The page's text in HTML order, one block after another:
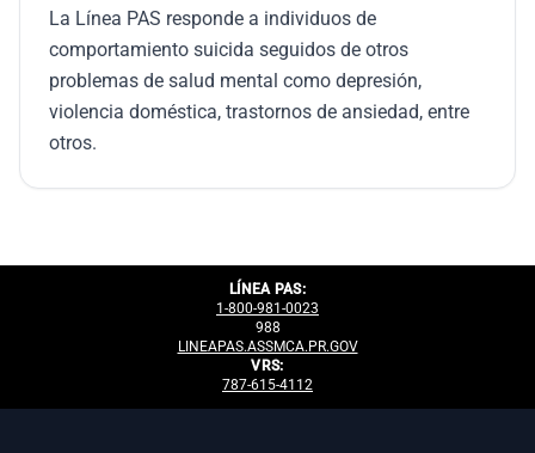
La Línea PAS responde a individuos de
comportamiento suicida seguidos de otros
problemas de salud mental como depresión,
violencia doméstica, trastornos de ansiedad, entre
otros.
LÍNEA PAS:
1-800-981-0023
988
LINEAPAS.ASSMCA.PR.GOV
VRS:
787-615-4112